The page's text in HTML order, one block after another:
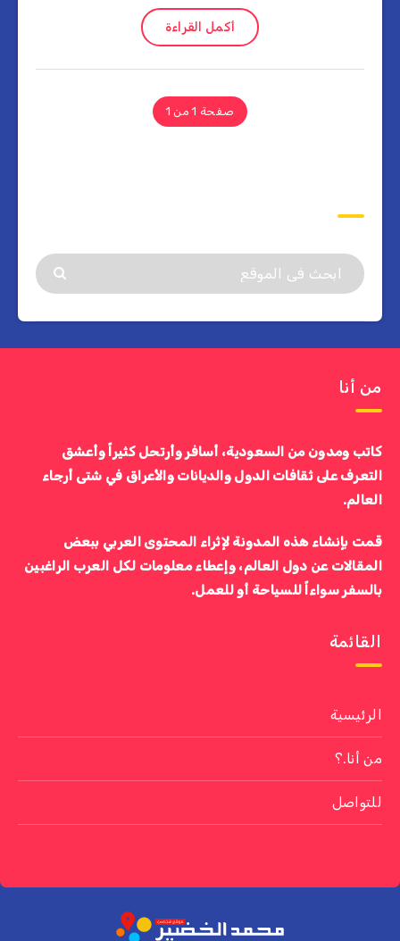
أكمل القراءة
صفحة 1 من 1
من أنا
كاتب ومدون من السعودية، أسافر وأرتحل كثيراً وأعشق
التعرف على ثقافات الدول والديانات والأعراق في شتى أرجاء
العالم.
قمت بإنشاء هذه المدونة لإثراء المحتوى العربي ببعض
المقالات عن دول العالم، وإعطاء معلومات لكل العرب الراغبين
بالسفر سواءاً للسياحة أو للعمل.
القائمة
الرئيسية
من أنا.؟
للتواصل